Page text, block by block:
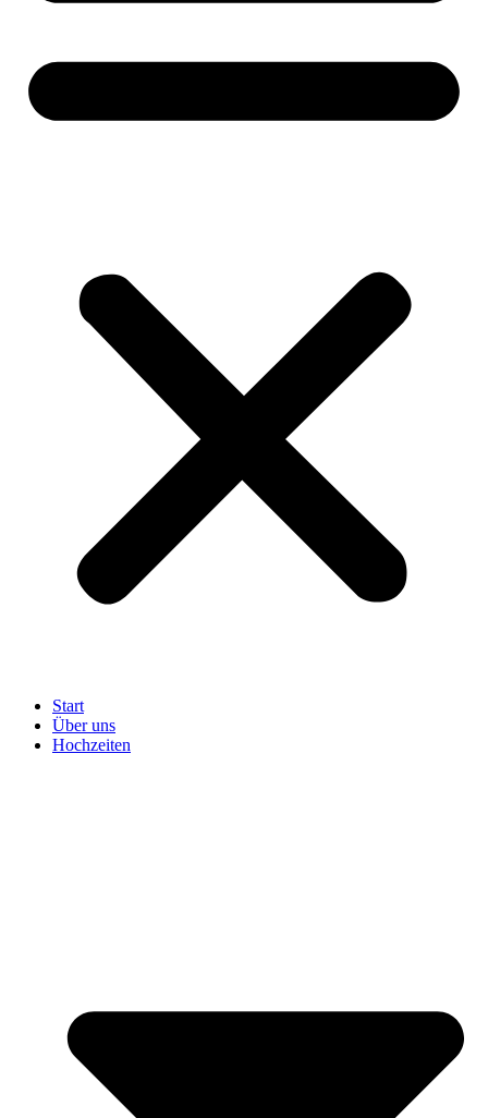
Start
Über uns
Hochzeiten